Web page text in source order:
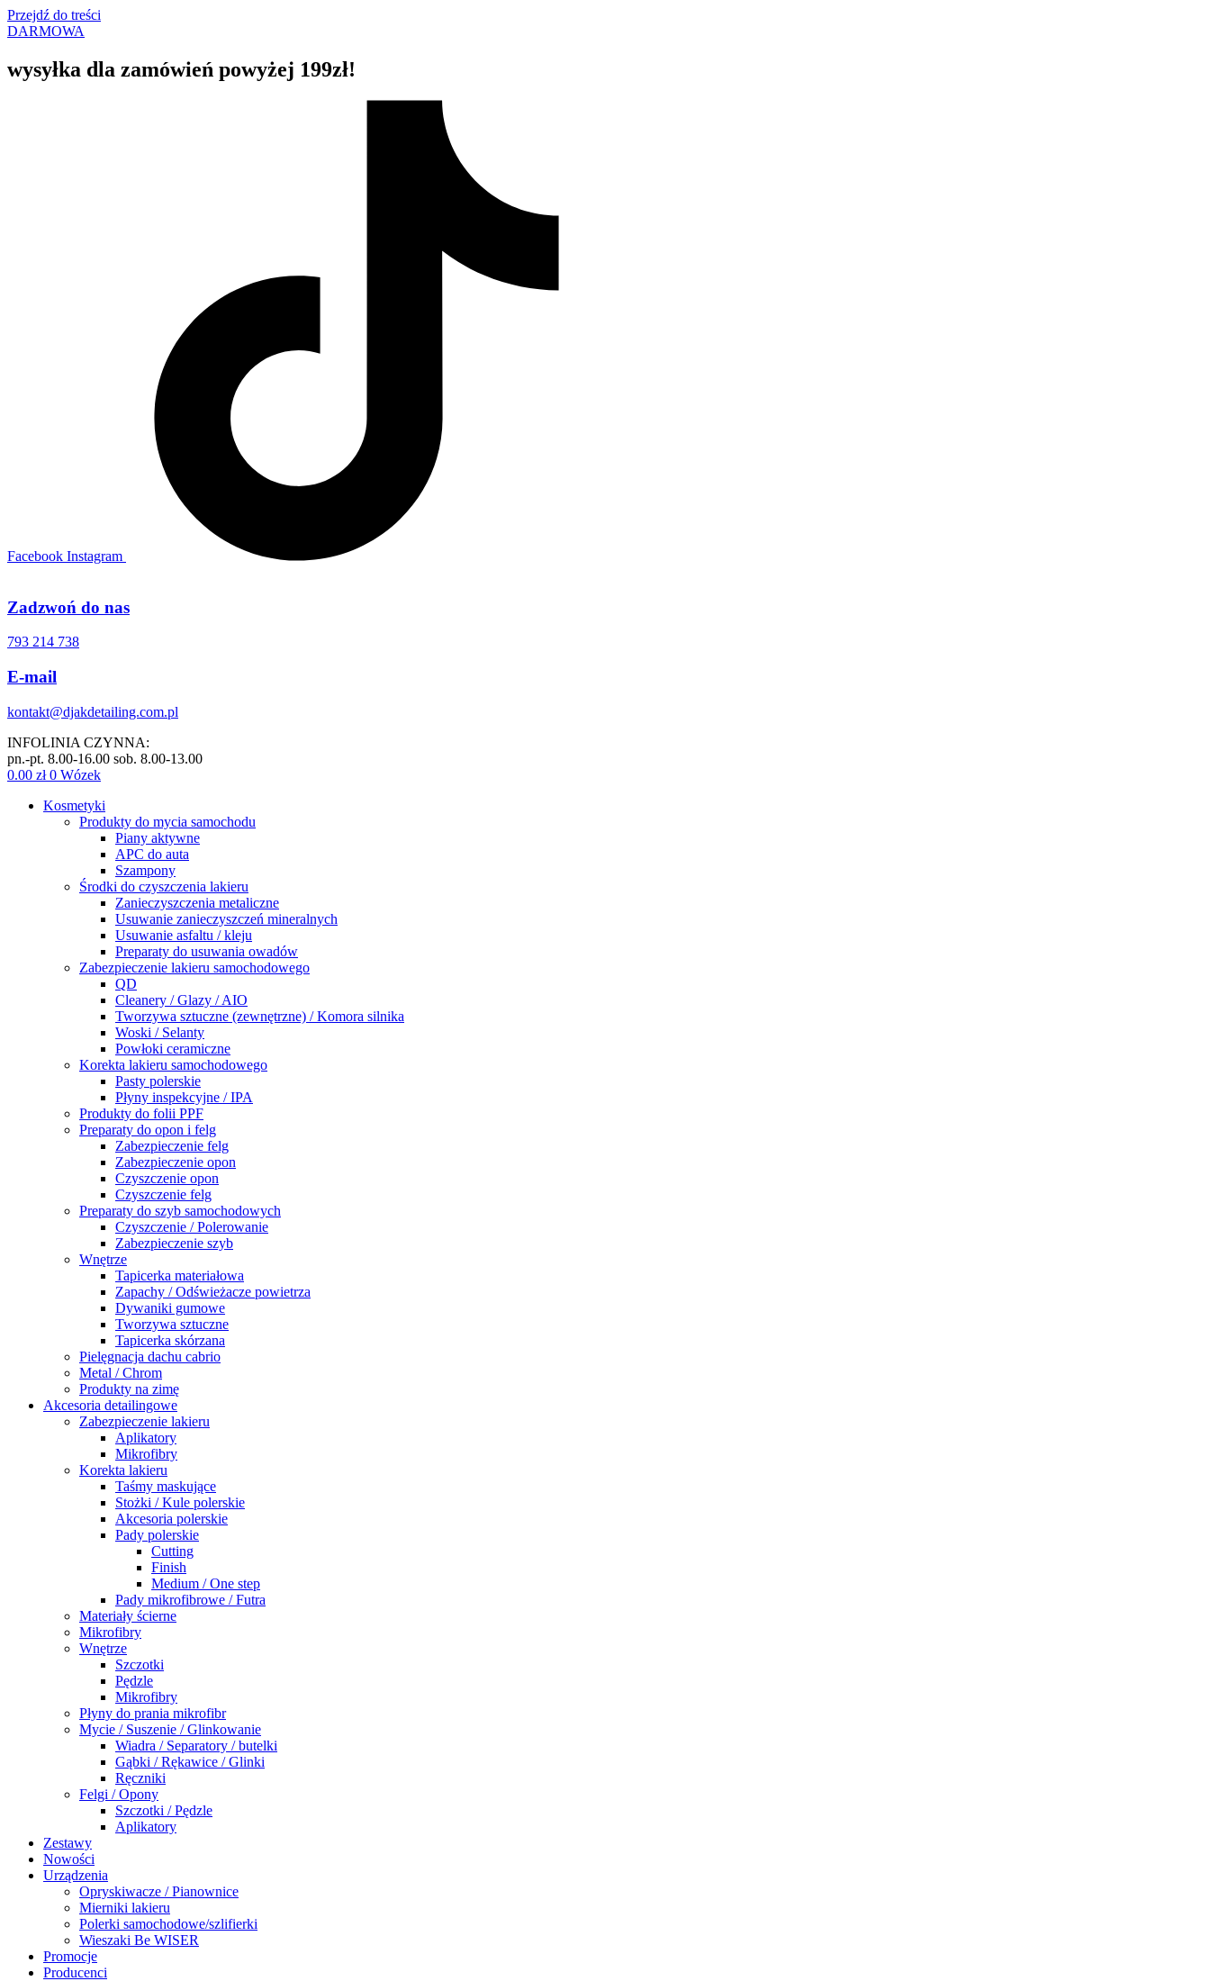
Przejdź do treści
DARMOWA
wysyłka dla zamówień powyżej 199zł!
Facebook Instagram
Zadzwoń do nas
793 214 738
E-mail
kontakt@djakdetailing.com.pl
INFOLINIA CZYNNA:
pn.-pt. 8.00-16.00 sob. 8.00-13.00
0.00 zł 0 Wózek
Kosmetyki
Produkty do mycia samochodu
Piany aktywne
APC do auta
Szampony
Środki do czyszczenia lakieru
Zanieczyszczenia metaliczne
Usuwanie zanieczyszczeń mineralnych
Usuwanie asfaltu / kleju
Preparaty do usuwania owadów
Zabezpieczenie lakieru samochodowego
QD
Cleanery / Glazy / AIO
Tworzywa sztuczne (zewnętrzne) / Komora silnika
Woski / Selanty
Powłoki ceramiczne
Korekta lakieru samochodowego
Pasty polerskie
Płyny inspekcyjne / IPA
Produkty do folii PPF
Preparaty do opon i felg
Zabezpieczenie felg
Zabezpieczenie opon
Czyszczenie opon
Czyszczenie felg
Preparaty do szyb samochodowych
Czyszczenie / Polerowanie
Zabezpieczenie szyb
Wnętrze
Tapicerka materiałowa
Zapachy / Odświeżacze powietrza
Dywaniki gumowe
Tworzywa sztuczne
Tapicerka skórzana
Pielęgnacja dachu cabrio
Metal / Chrom
Produkty na zimę
Akcesoria detailingowe
Zabezpieczenie lakieru
Aplikatory
Mikrofibry
Korekta lakieru
Taśmy maskujące
Stożki / Kule polerskie
Akcesoria polerskie
Pady polerskie
Cutting
Finish
Medium / One step
Pady mikrofibrowe / Futra
Materiały ścierne
Mikrofibry
Wnętrze
Szczotki
Pędzle
Mikrofibry
Płyny do prania mikrofibr
Mycie / Suszenie / Glinkowanie
Wiadra / Separatory / butelki
Gąbki / Rękawice / Glinki
Ręczniki
Felgi / Opony
Szczotki / Pędzle
Aplikatory
Zestawy
Nowości
Urządzenia
Opryskiwacze / Pianownice
Mierniki lakieru
Polerki samochodowe/szlifierki
Wieszaki Be WISER
Promocje
Producenci